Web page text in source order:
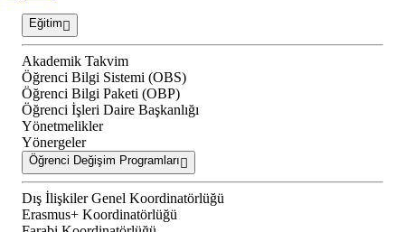
Eğitim
Akademik Takvim
Öğrenci Bilgi Sistemi (OBS)
Öğrenci Bilgi Paketi (OBP)
Öğrenci İşleri Daire Başkanlığı
Yönetmelikler
Yönergeler
Öğrenci Değişim Programları
Dış İlişkiler Genel Koordinatörlüğü
Erasmus+ Koordinatörlüğü